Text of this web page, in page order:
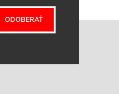
ODOBERAŤ